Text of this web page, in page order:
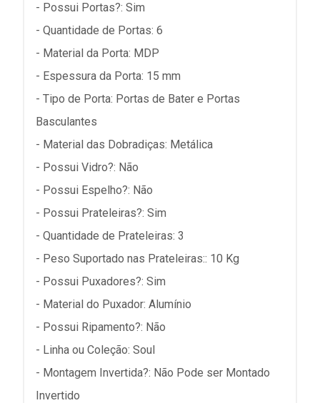
- Possui Portas?: Sim
- Quantidade de Portas: 6
- Material da Porta: MDP
- Espessura da Porta: 15 mm
- Tipo de Porta: Portas de Bater e Portas
Basculantes
- Material das Dobradiças: Metálica
- Possui Vidro?: Não
- Possui Espelho?: Não
- Possui Prateleiras?: Sim
- Quantidade de Prateleiras: 3
- Peso Suportado nas Prateleiras:: 10 Kg
- Possui Puxadores?: Sim
- Material do Puxador: Alumínio
- Possui Ripamento?: Não
- Linha ou Coleção: Soul
- Montagem Invertida?: Não Pode ser Montado
Invertido